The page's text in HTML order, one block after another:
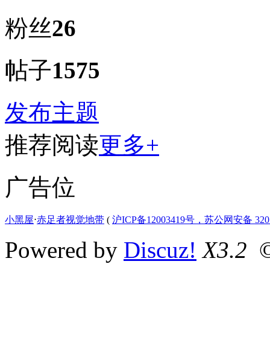
粉丝26
帖子1575
发布主题
推荐阅读更多+
广告位
小黑屋⋅赤足者视觉地带 ( 沪ICP备12003419号，苏公网安备
Powered by Discuz! X3.2